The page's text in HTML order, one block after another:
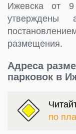
Ижевска от
утверждены
размещения.
Адреса
парковок в
по